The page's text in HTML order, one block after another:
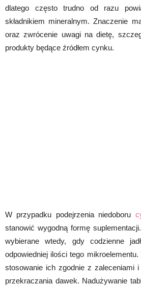
dlatego często trudno od razu
składnikiem mineralnym. Znaczenie
oraz zwrócenie uwagi na dietę,
produkty będące źródłem cynku.
W przypadku podejrzenia niedoboru
stanowić wygodną formę
wybierane wtedy, gdy codzienne
odpowiedniej ilości tego
stosowanie ich zgodnie z zaleceniami
przekraczania dawek. Nadużywanie